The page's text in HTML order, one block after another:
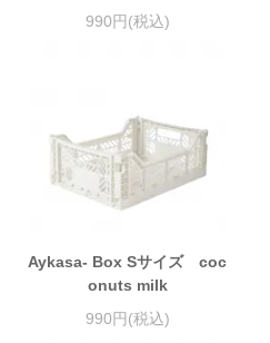
990円(税込)
Aykasa- Box Sサイズ coc
onuts milk
990円(税込)